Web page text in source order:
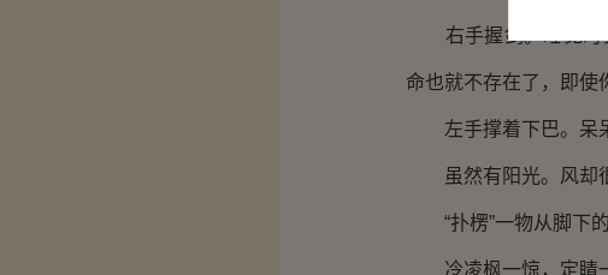
右手握剑。睡觉时剑
命也就不存在了，即使
左手撑着下巴。呆呆
虽然有阳光。风却
“扑楞”一物从脚下的
冷凌枫一惊，定睛一